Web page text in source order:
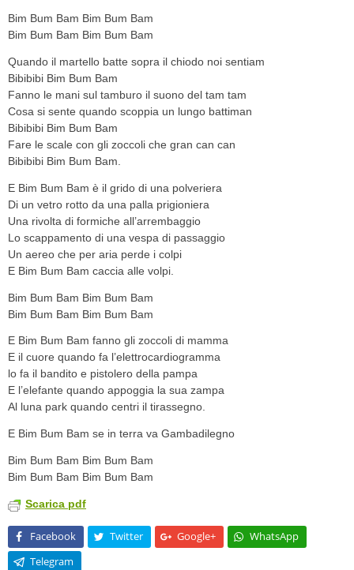
Bim Bum Bam Bim Bum Bam
Bim Bum Bam Bim Bum Bam
Quando il martello batte sopra il chiodo noi sentiam
Bibibibi Bim Bum Bam
Fanno le mani sul tamburo il suono del tam tam
Cosa si sente quando scoppia un lungo battiman
Bibibibi Bim Bum Bam
Fare le scale con gli zoccoli che gran can can
Bibibibi Bim Bum Bam.
E Bim Bum Bam è il grido di una polveriera
Di un vetro rotto da una palla prigioniera
Una rivolta di formiche all’arrembaggio
Lo scappamento di una vespa di passaggio
Un aereo che per aria perde i colpi
E Bim Bum Bam caccia alle volpi.
Bim Bum Bam Bim Bum Bam
Bim Bum Bam Bim Bum Bam
E Bim Bum Bam fanno gli zoccoli di mamma
E il cuore quando fa l’elettrocardiogramma
lo fa il bandito e pistolero della pampa
E l’elefante quando appoggia la sua zampa
Al luna park quando centri il tirassegno.
E Bim Bum Bam se in terra va Gambadilegno
Bim Bum Bam Bim Bum Bam
Bim Bum Bam Bim Bum Bam
Scarica pdf
Facebook Twitter Google+
WhatsApp
Telegram